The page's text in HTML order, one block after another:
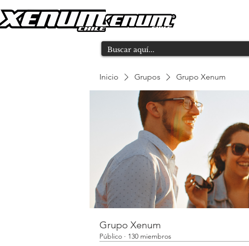
Inicio Grupos Grupo Xenum
Grupo Xenum
Público · 130 miembros